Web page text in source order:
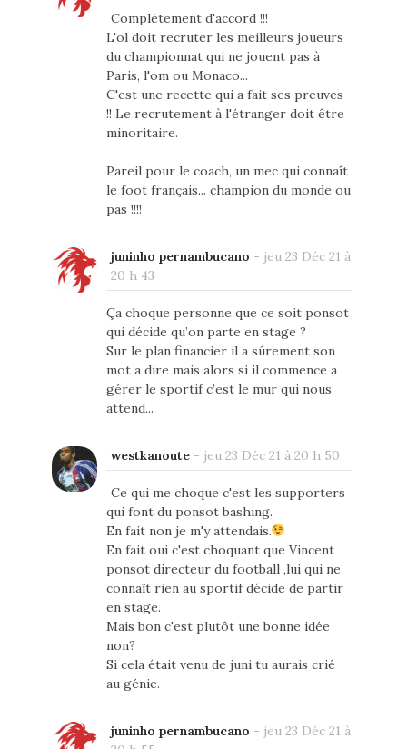
Complètement d'accord !!!
L'ol doit recruter les meilleurs joueurs
du championnat qui ne jouent pas à
Paris, l'om ou Monaco...
C'est une recette qui a fait ses preuves
!! Le recrutement à l'étranger doit être
minoritaire.
Pareil pour le coach, un mec qui connaît
le foot français... champion du monde ou
pas !!!!
juninho pernambucano - jeu 23 Déc 21 à
20 h 43
Ça choque personne que ce soit ponsot
qui décide qu’on parte en stage ?
Sur le plan financier il a sûrement son
mot a dire mais alors si il commence a
gérer le sportif c’est le mur qui nous
attend...
westkanoute- jeu 23 Déc 21 à 20 h 50
Ce qui me choque c'est les supporters
qui font du ponsot bashing.
En fait non je m'y attendais.
En fait oui c'est choquant que Vincent
ponsot directeur du football ,lui qui ne
connaît rien au sportif décide de partir
en stage.
Mais bon c'est plutôt une bonne idée
non?
Si cela était venu de juni tu aurais crié
au génie.
juninho pernambucano - jeu 23 Déc 21 à